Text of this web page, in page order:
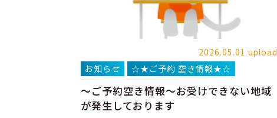
2026.05.01 upload
お知らせ
☆★ご予約 空き情報★☆
～ご予約空き情報～お受けできない地域
が発生しております